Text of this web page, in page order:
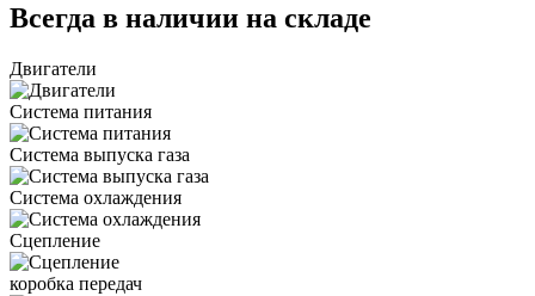
Всегда в наличии на складе
Двигатели
Система питания
Система выпуска газа
Система охлаждения
Сцепление
коробка передач